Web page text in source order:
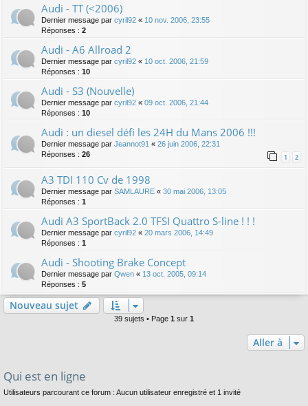
Audi - TT (<2006)
Dernier message par cyril92 « 10 nov. 2006, 23:55
Réponses : 2
Audi - A6 Allroad 2
Dernier message par cyril92 « 10 oct. 2006, 21:59
Réponses : 10
Audi - S3 (Nouvelle)
Dernier message par cyril92 « 09 oct. 2006, 21:44
Réponses : 10
Audi : un diesel défi les 24H du Mans 2006 !!!
Dernier message par Jeannot91 « 26 juin 2006, 22:31
Réponses : 26 1 2
A3 TDI 110 Cv de 1998
Dernier message par SAMLAURE « 30 mai 2006, 13:05
Réponses : 1
Audi A3 SportBack 2.0 TFSI Quattro S-line ! ! !
Dernier message par cyril92 « 20 mars 2006, 14:49
Réponses : 1
Audi - Shooting Brake Concept
Dernier message par Qwen « 13 oct. 2005, 09:14
Réponses : 5
Nouveau sujet
39 sujets • Page 1 sur 1
Aller à
Qui est en ligne
Utilisateurs parcourant ce forum : Aucun utilisateur enregistré et 1 invité